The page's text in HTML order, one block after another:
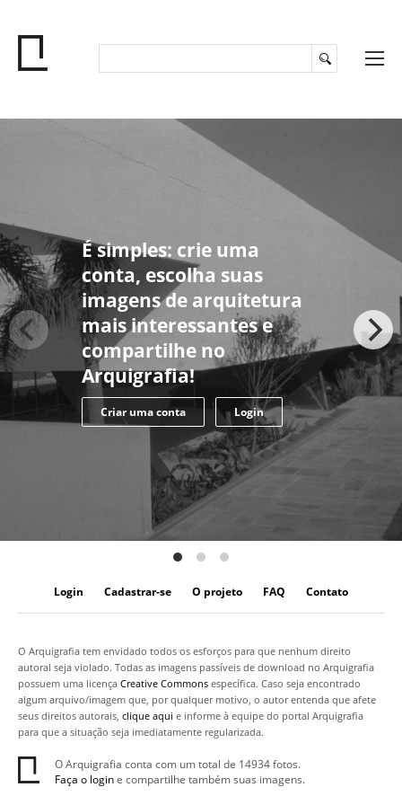
É simples: crie uma
conta, escolha suas
imagens de arquitetura
mais interessantes e
compartilhe no
Arquigrafia!
Criar uma conta Login
Login Cadastrar-se O projeto FAQ Contato
O Arquigrafia tem envidado todos os esforços para que nenhum direito
autoral seja violado. Todas as imagens passíveis de download no Arquigrafia
possuem uma licença Creative Commons específica. Caso seja encontrado
algum arquivo/imagem que, por qualquer motivo, o autor entenda que afete
seus direitos autorais, clique aqui e informe à equipe do portal Arquigrafia
para que a situação seja imediatamente regularizada.
O Arquigrafia conta com um total de 14934 fotos.
Faça o logine compartilhe também suas imagens.